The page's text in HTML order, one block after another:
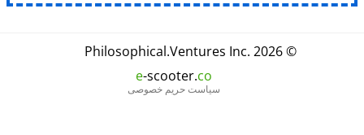
© 2026
Philosophical.Ventures Inc.
e-scooter.co
سیاست حریم خصوصی